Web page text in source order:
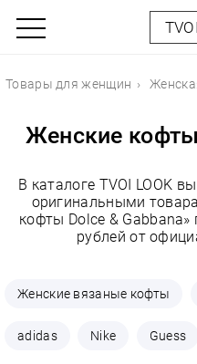
Товары для женщин
Женские
В каталоге TVOI LOOK
оригинальными
кофты Dolce &
рублей от
Женские вязаные кофты
adidas Nike Guess